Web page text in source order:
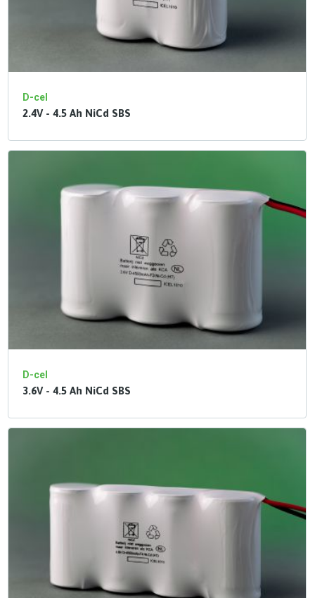
D-cel
2.4V - 4.5 Ah NiCd SBS
D-cel
3.6V - 4.5 Ah NiCd SBS